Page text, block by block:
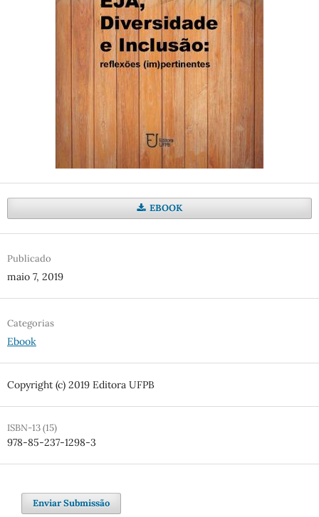
EBOOK
Publicado
maio 7, 2019
Categorias
Ebook
Copyright (c) 2019 Editora UFPB
ISBN-13 (15)
978-85-237-1298-3
Enviar Submissão